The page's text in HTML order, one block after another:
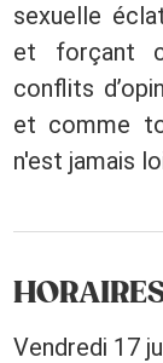
sexuelle
et forçant
conflits
et comme
n'est jamais
Vendredi 17